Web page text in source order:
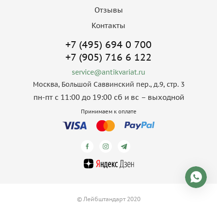
Отзывы
Контакты
+7 (495) 694 0 700
+7 (905) 716 6 122
service@antikvariat.ru
Москва, Большой Саввинский пер., д.9, стр. 3
пн-пт с 11:00 до 19:00 сб и вс – выходной
Принимаем к оплате
© Лейбштандарт 2020